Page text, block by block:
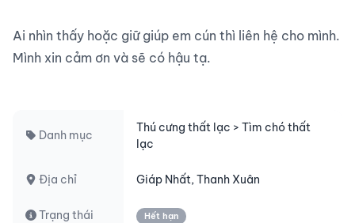
Ai nhìn thấy hoặc giữ giúp em cún thì liên hệ cho mình.
Mình xin cảm ơn và sẽ có hậu tạ.
Danh mục
Thú cưng thất lạc > Tìm chó thất
lạc
Địa chỉ Giáp Nhất, Thanh Xuân
Trạng thái Hết hạn